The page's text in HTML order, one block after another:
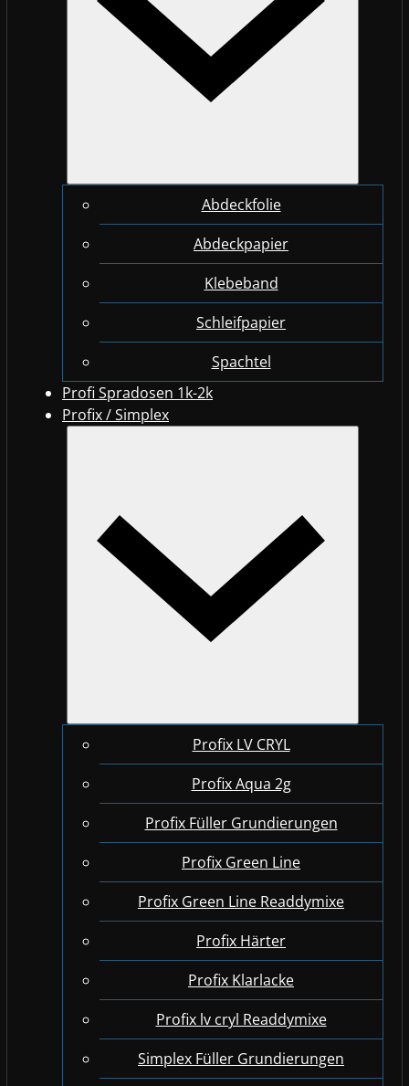
Abdeckfolie
Abdeckpapier
Klebeband
Schleifpapier
Spachtel
Profi Spradosen 1k-2k
Profix / Simplex
Profix LV CRYL
Profix Aqua 2g
Profix Füller Grundierungen
Profix Green Line
Profix Green Line Readdymixe
Profix Härter
Profix Klarlacke
Profix lv cryl Readdymixe
Simplex Füller Grundierungen